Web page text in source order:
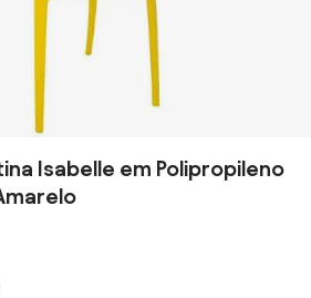
Isabelle em Polipropileno